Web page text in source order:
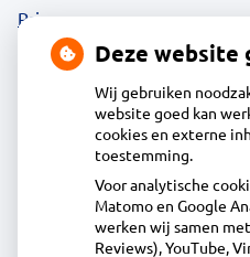
Privacy
Acdapha Apotheek
Pompesloot 108,
0226 - 23 30 50
Deze website
Wij gebruiken
website goed kan
cookies en externe
toestemming.
Voor analytische
Matomo en Google
werken wij samen
Reviews), YouTube,